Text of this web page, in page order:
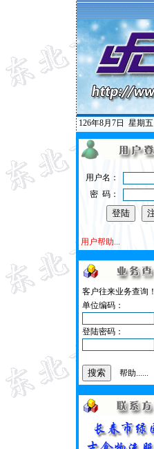
126年8月7日 星期五
用户名：
密 码：
用户帮助...
客户往来业务查询！
单位编码：
登陆密码：
帮助......